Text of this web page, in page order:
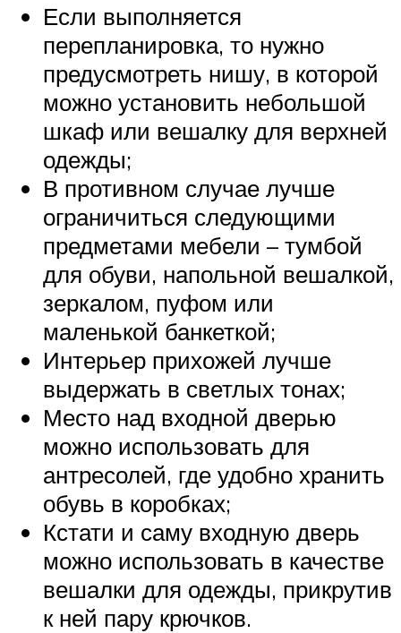
Если выполняется
перепланировка, то нужно
предусмотреть нишу, в которой
можно установить небольшой
шкаф или вешалку для верхней
одежды;
В противном случае лучше
ограничиться следующими
предметами мебели – тумбой
для обуви, напольной вешалкой,
зеркалом, пуфом или
маленькой банкеткой;
Интерьер прихожей лучше
выдержать в светлых тонах;
Место над входной дверью
можно использовать для
антресолей, где удобно хранить
обувь в коробках;
Кстати и саму входную дверь
можно использовать в качестве
вешалки для одежды, прикрутив
к ней пару крючков.